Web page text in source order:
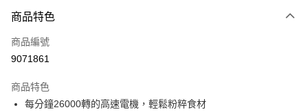
Apple Pay
悠遊付
全盈+PAY
商品特色
商品編號
9071861
商品特色
每分鐘26000轉的高速電機，輕鬆粉粹食材